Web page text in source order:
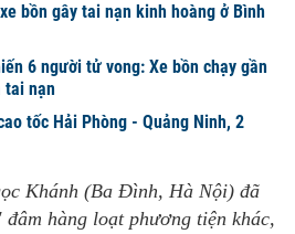
bồn gây tai nạn kinh hoàng ở Bình
6 người tử vong: Xe bồn chạy gần
tai nạn
tốc Hải Phòng - Quảng Ninh, 2
Khánh (Ba Đình, Hà Nội) đã
hàng loạt phương tiện khác,